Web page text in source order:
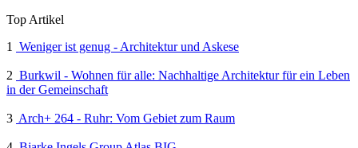
Top Artikel
1
Weniger ist genug - Architektur und Askese
2 Burkwil - Wohnen für alle: Nachhaltige Architektur für ein Leben
in der Gemeinschaft
3 Arch+ 264 - Ruhr: Vom Gebiet zum Raum